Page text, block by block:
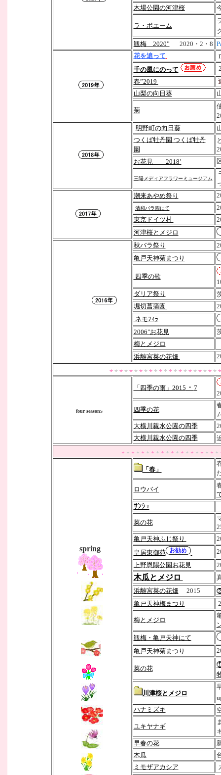
木場公園の河津桜
ラ・ボエーム
観梅 2020”
2020・2・8
花を追って
千の風にのって
春”2019
山梨の向日葵
菊
明野町の向日葵
つくば牡丹園 つくば牡丹
園
お花見 2018’
三陽メディアフラワーミュージアム
潮来あやめ祭り
清和バラ園にて
東京ドイツ村
河津桜とメジロ
秋バラ祭り
亀戸天神菊まつり
四季の歌
ダリア祭り
堀切菖蒲園
ネモﾌｨﾗ
2006"お花見
梅とメジロ
浜離宮菜の花畑
four seasons
「四季の雨」2015 ・ 7
四季の花
大横川親水公園の四季
大横川親水公園の四季
spring
「春」
ロウバイ
ｻﾝｼｭ
菜の花
亀戸天神ふじ祭り
皇居東御苑
上野恩賜公園お花見
木瓜とメジロ
浜離宮菜の花畑
2015
亀戸天神梅まつり
梅とメジロ
観梅・亀戸天神にて
亀戸天神菊まつり
菜の花
川津桜とメジロ
ハナミズキ
ユキヤナギ
早春の花
木瓜
ミモザアカシア